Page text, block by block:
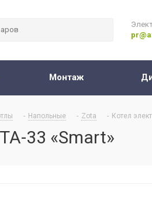
Монтаж
- Напольные - Zota - Котел
33 «Smart»